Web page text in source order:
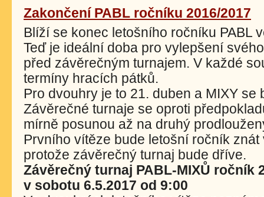
Zakončení PABL ročníku 2016/2017
Blíží se konec letošního ročníku PABL
Teď je ideální doba pro vylepšení
před závěrečným turnajem. V každé
termíny hracích pátků.
Pro dvouhry je to 21. duben a MIXY se
Závěrečné turnaje se oproti
mírně posunou až na druhý
Prvního vítěze bude letošní ročník znát
protože závěrečný turnaj bude dříve.
Závěrečný turnaj PABL-MIXŮ ročník
v sobotu 6.5.2017 od 9:00